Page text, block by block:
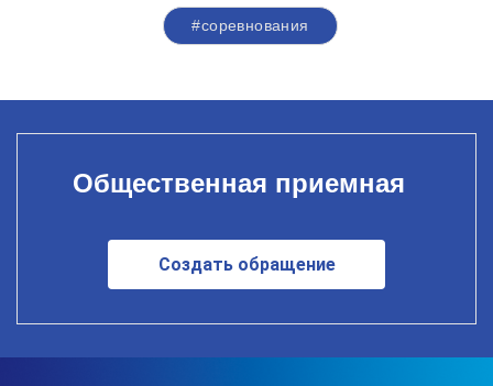
#соревнования
Общественная приемная
Создать обращение